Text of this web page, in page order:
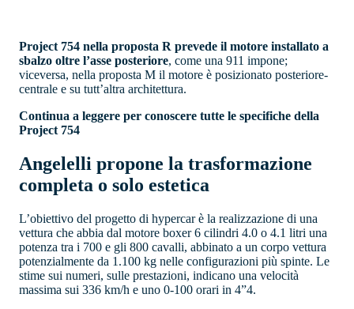
Project 754 nella proposta R prevede il motore installato a
sbalzo oltre l’asse posteriore, come una 911 impone;
viceversa, nella proposta M il motore è posizionato posteriore-
centrale e su tutt’altra architettura.
Continua a leggere per conoscere tutte le specifiche della
Project 754
Angelelli propone la trasformazione
completa o solo estetica
L’obiettivo del progetto di hypercar è la realizzazione di una
vettura che abbia dal motore boxer 6 cilindri 4.0 o 4.1 litri una
potenza tra i 700 e gli 800 cavalli, abbinato a un corpo vettura
potenzialmente da 1.100 kg nelle configurazioni più spinte. Le
stime sui numeri, sulle prestazioni, indicano una velocità
massima sui 336 km/h e uno 0-100 orari in 4”4.